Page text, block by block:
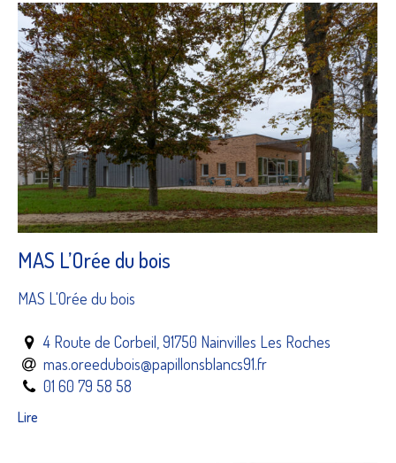
MAS L’Orée du bois
MAS L'Orée du bois
4 Route de Corbeil, 91750 Nainvilles Les Roches
mas.oreedubois@papillonsblancs91.fr
01 60 79 58 58
Lire